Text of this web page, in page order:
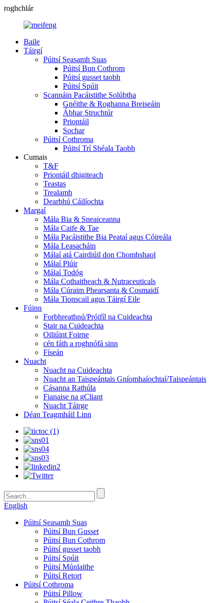
roghchlár
Baile
Táirgí
Púitsí Seasamh Suas
Púitsí Bun Cothrom
Púitsí gusset taobh
Púitsí Spúit
Scannáin Pacáistithe Solúbtha
Gnéithe & Roghanna Breiseáin
Ábhar Struchtúr
Priontáil
Sochar
Púitsí Cothroma
Púitsí Trí Shéala Taobh
Cumais
T&F
Priontáil dhigiteach
Teastas
Trealamh
Dearbhú Cáilíochta
Margaí
Mála Bia & Sneaiceanna
Mála Caife & Tae
Mála Pacáistithe Bia Peataí agus Cóireála
Mála Leasacháin
Málaí atá Cairdiúil don Chomhshaol
Málaí Plúir
Málaí Todóg
Mála Cothaitheach & Nutraceuticals
Mála Cúraim Phearsanta & Cosmaidí
Mála Tionscail agus Táirgí Eile
Fúinn
Forbhreathnú/Próifíl na Cuideachta
Stair na Cuideachta
Oiliúint Foirne
cén fáth a roghnófá sinn
Físeán
Nuacht
Nuacht na Cuideachta
Nuacht an Taispeántais Gníomhaíochtaí/Taispeántais
Cásanna Rathúla
Fianaise na gCliant
Nuacht Táirge
Déan Teagmháil Linn
English
Púitsí Seasamh Suas
Púitsí Bun Gusset
Púitsí Bun Cothrom
Púitsí gusset taobh
Púitsí Spúit
Púitsí Múnlaithe
Púitsí Retort
Púitsí Cothroma
Púitsí Pillow